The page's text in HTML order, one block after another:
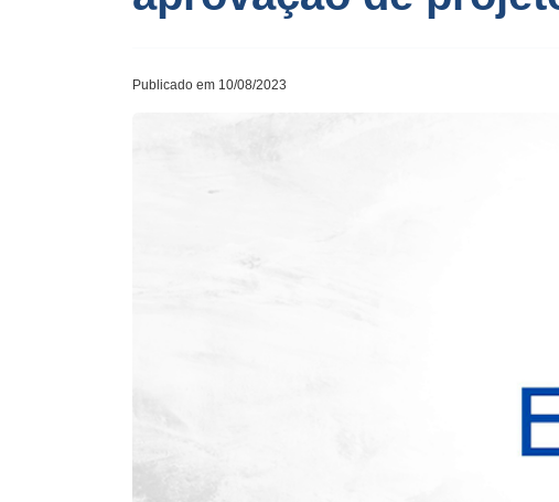
Publicado em 10/08/2023